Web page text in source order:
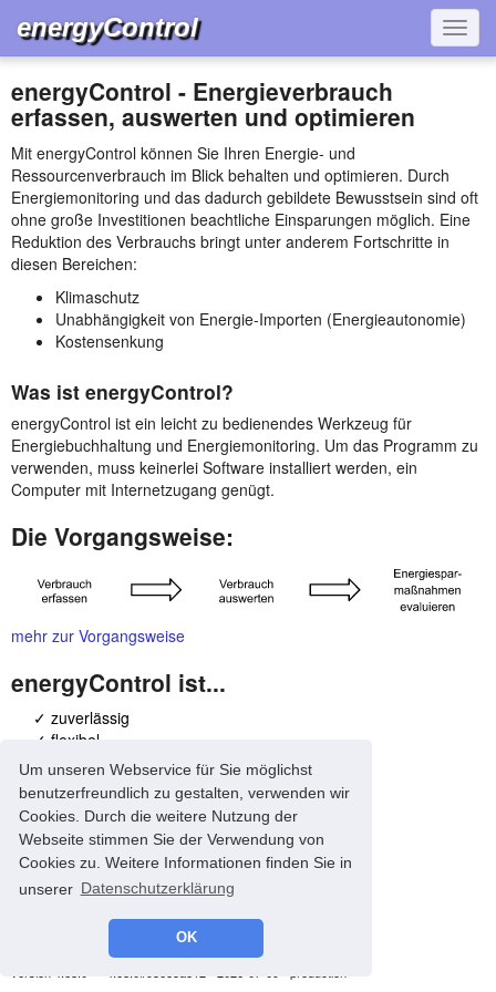
Um unseren Webservice für Sie möglichst
benutzerfreundlich zu gestalten, verwenden wir
Cookies. Durch die weitere Nutzung der
Webseite stimmen Sie der Verwendung von
Cookies zu. Weitere Informationen finden Sie in
unserer Datenschutzerklärung
OK
energyControl
energyControl - Energieverbrauch
erfassen, auswerten und optimieren
Mit energyControl können Sie Ihren Energie- und
Ressourcenverbrauch im Blick behalten und optimieren. Durch
Energiemonitoring und das dadurch gebildete Bewusstsein sind oft
ohne große Investitionen beachtliche Einsparungen möglich. Eine
Reduktion des Verbrauchs bringt unter anderem Fortschritte in
diesen Bereichen:
Klimaschutz
Unabhängigkeit von Energie-Importen (Energieautonomie)
Kostensenkung
Was ist energyControl?
energyControl ist ein leicht zu bedienendes Werkzeug für
Energiebuchhaltung und Energiemonitoring. Um das Programm zu
verwenden, muss keinerlei Software installiert werden, ein
Computer mit Internetzugang genügt.
Die Vorgangsweise:
mehr zur Vorgangsweise
energyControl ist...
✓ zuverlässig
✓ flexibel
✓ unabhängig
mehr zu den Merkmalen
© 2008-2026 energyControl -Impressum-Datenschutz